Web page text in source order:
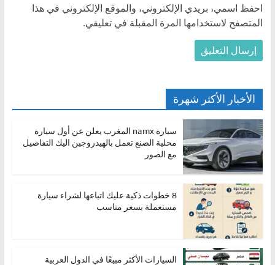
احفظ اسمي، بريدي الإلكتروني، والموقع الإلكتروني في هذا
المتصفح لاستخدامها المرة المقبلة في تعليقي.
الأخبار الأكثر شهرة
سيارة namx المغرب يعلن عن أول سيارة
محلية الصنع تعمل بالهيدروجين اليك التفاصيل
مع الصور
8 خطوات ذكية عليك اتباعها لشراء سيارة
مستعملة بسعر مناسب
السيارات الأكثر مبيعًا في الدول العربية